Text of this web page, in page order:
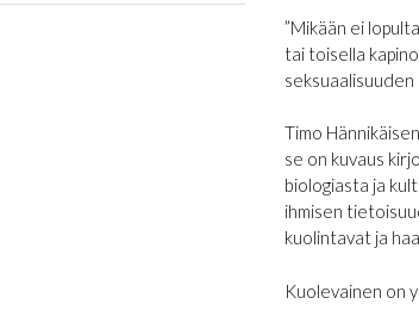
”Mikään ei
tai toisella
seksuaalisuuden
Timo
se on kuvaus
biologiasta ja
ihmisen
kuolintavat ja
Kuolevainen on